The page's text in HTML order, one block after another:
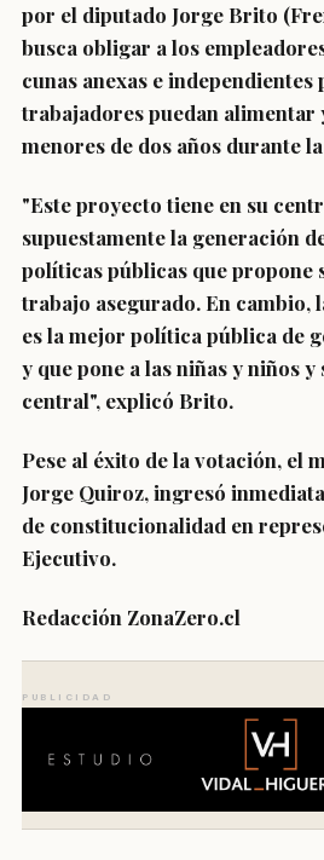
por el diputado Jorge Brito
busca obligar a los
cunas anexas e independientes
trabajadores puedan alimentar
menores de dos años durante
"Este proyecto tiene en su
supuestamente la generación
políticas públicas que propone
trabajo asegurado. En cambio,
es la mejor política pública de
y que pone a las niñas y niños
central", explicó Brito.
Pese al éxito de la votación, el
Jorge Quiroz, ingresó
de constitucionalidad en
Ejecutivo.
Redacción ZonaZero.cl
PUBLICIDAD